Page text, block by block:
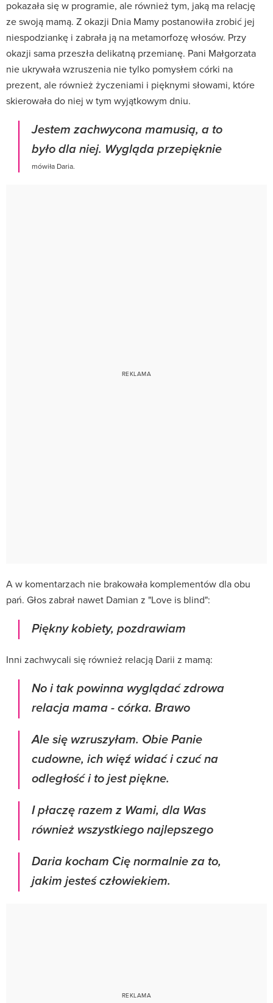
pokazała się w programie, ale również tym, jaką ma relację
ze swoją mamą. Z okazji Dnia Mamy postanowiła zrobić jej
niespodziankę i zabrała ją na metamorfozę włosów. Przy
okazji sama przeszła delikatną przemianę. Pani Małgorzata
nie ukrywała wzruszenia nie tylko pomysłem córki na
prezent, ale również życzeniami i pięknymi słowami, które
skierowała do niej w tym wyjątkowym dniu.
Jestem zachwycona mamusią, a to
było dla niej. Wygląda przepięknie
mówiła Daria.
A w komentarzach nie brakowała komplementów dla obu
pań. Głos zabrał nawet Damian z "Love is blind":
Piękny kobiety, pozdrawiam
Inni zachwycali się również relacją Darii z mamą:
No i tak powinna wyglądać zdrowa
relacja mama - córka. Brawo
Ale się wzruszyłam. Obie Panie
cudowne, ich więź widać i czuć na
odległość i to jest piękne.
I płaczę razem z Wami, dla Was
również wszystkiego najlepszego
Daria kocham Cię normalnie za to,
jakim jesteś człowiekiem.